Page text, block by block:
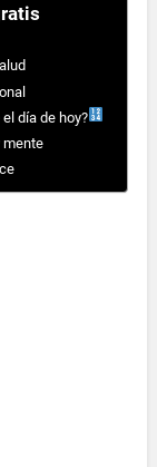
día de hoy?
mente